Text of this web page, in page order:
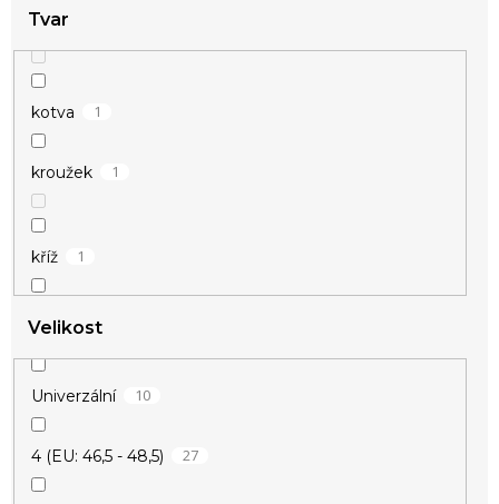
Tvar
kotva 1
kroužek 1
kříž 1
kytičky
nekonečno 1
srdce 10
Velikost
Univerzální 10
4 (EU: 46,5 - 48,5) 27